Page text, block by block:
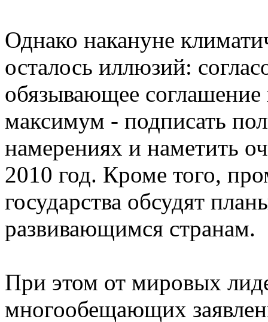
Однако накануне
осталось иллюзий:
обязывающее
максимум - подписать
намерениях и наметить
2010 год. Кроме того,
государства обсудят
развивающимся странам.
При этом от мировых
многообещающих